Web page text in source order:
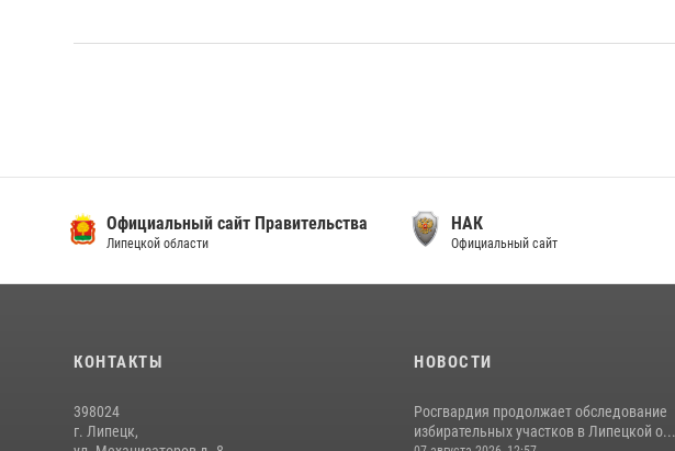
Официальный сайт Правительства
Липецкой области
НАК
Официальный сайт
КОНТАКТЫ
398024
г. Липецк,
НОВОСТИ
Росгвардия продолжает обследование
избирательных участков в Липецкой о...